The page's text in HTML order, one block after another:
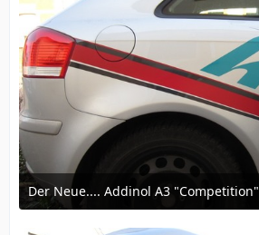
Der Neue.... Addinol A3 "Competition"
12. März 2016 um 16:57